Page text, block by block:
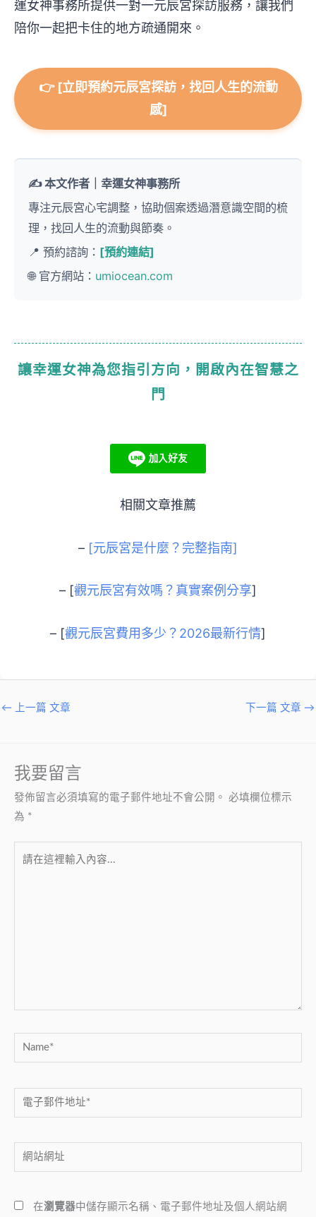
運女神事務所提供一對一元辰宮探訪服務，讓我們
陪你一起把卡住的地方疏通開來。
👉 [立即預約元辰宮探訪，找回人生的流動
感]
✍️ 本文作者｜幸運女神事務所
專注元辰宮心宅調整，協助個案透過潛意識空間的梳
理，找回人生的流動與節奏。
📍 預約諮詢： [預約連結]
🌐 官方網站： umiocean.com
讓幸運女神為您指引方向，開啟內在智慧之
門
相關文章推薦
– [元辰宮是什麼？完整指南]
– [觀元辰宮有效嗎？真實案例分享]
– [觀元辰宮費用多少？2026最新行情]
← 上一篇 文章 下一篇 文章 →
我要留言
發佈留言必須填寫的電子郵件地址不會公開。 必填欄位標示
為 *
Name*
電
子
件
地
*
網
站
址
在瀏覽器中儲存顯示名稱、電子郵件地址及個人網站網